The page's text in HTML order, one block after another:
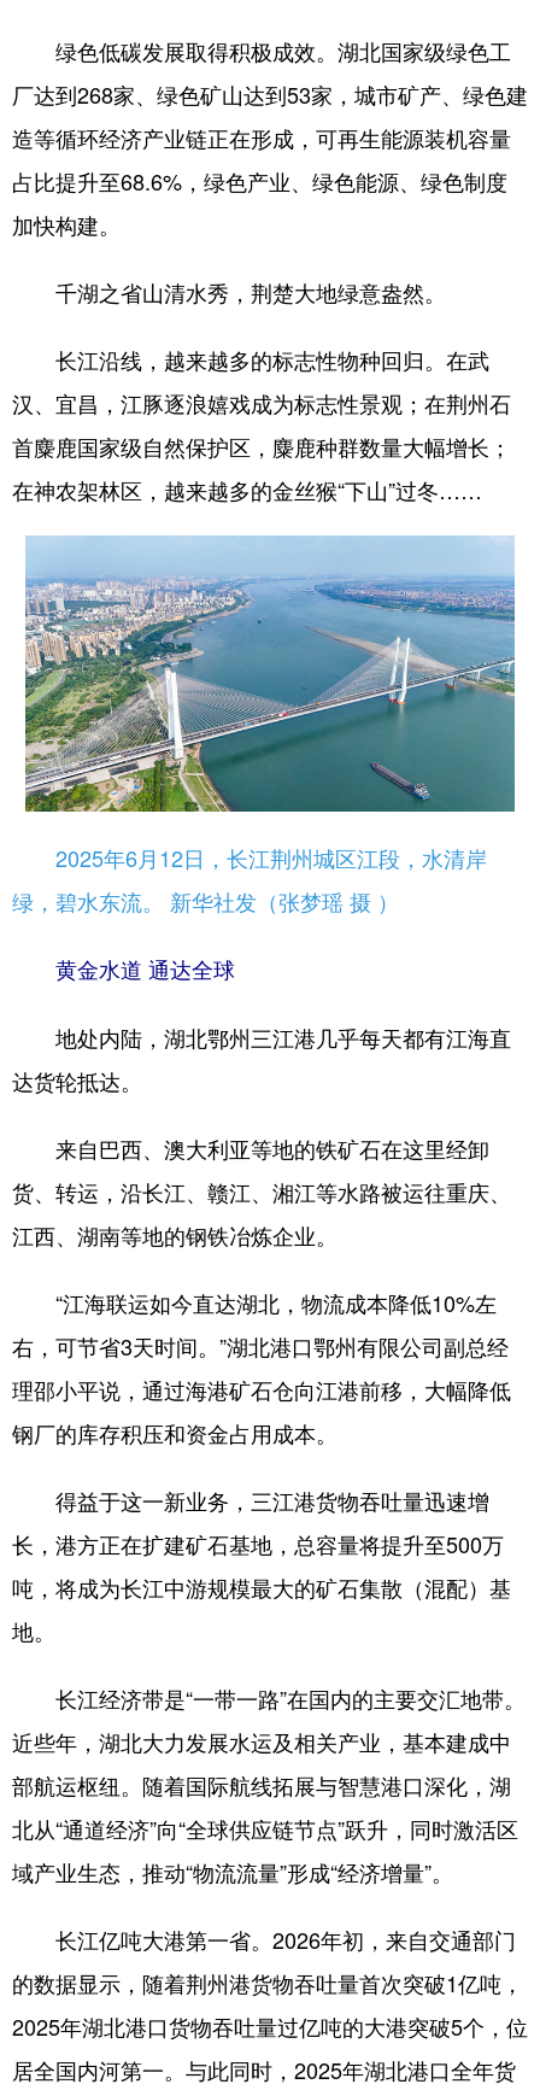
绿色低碳发展取得积极成效。湖北国家级绿色工
厂达到268家、绿色矿山达到53家，城市矿产、绿色建
造等循环经济产业链正在形成，可再生能源装机容量
占比提升至68.6%，绿色产业、绿色能源、绿色制度
加快构建。
千湖之省山清水秀，荆楚大地绿意盎然。
长江沿线，越来越多的标志性物种回归。在武
汉、宜昌，江豚逐浪嬉戏成为标志性景观；在荆州石
首麋鹿国家级自然保护区，麋鹿种群数量大幅增长；
在神农架林区，越来越多的金丝猴“下山”过冬……
2025年6月12日，长江荆州城区江段，水清岸
绿，碧水东流。 新华社发（张梦瑶 摄 ）
黄金水道 通达全球
地处内陆，湖北鄂州三江港几乎每天都有江海直
达货轮抵达。
来自巴西、澳大利亚等地的铁矿石在这里经卸
货、转运，沿长江、赣江、湘江等水路被运往重庆、
江西、湖南等地的钢铁冶炼企业。
“江海联运如今直达湖北，物流成本降低10%左
右，可节省3天时间。”湖北港口鄂州有限公司副总经
理邵小平说，通过海港矿石仓向江港前移，大幅降低
钢厂的库存积压和资金占用成本。
得益于这一新业务，三江港货物吞吐量迅速增
长，港方正在扩建矿石基地，总容量将提升至500万
吨，将成为长江中游规模最大的矿石集散（混配）基
地。
长江经济带是“一带一路”在国内的主要交汇地带。
近些年，湖北大力发展水运及相关产业，基本建成中
部航运枢纽。随着国际航线拓展与智慧港口深化，湖
北从“通道经济”向“全球供应链节点”跃升，同时激活区
域产业生态，推动“物流流量”形成“经济增量”。
长江亿吨大港第一省。2026年初，来自交通部门
的数据显示，随着荆州港货物吞吐量首次突破1亿吨，
2025年湖北港口货物吞吐量过亿吨的大港突破5个，位
居全国内河第一。与此同时，2025年湖北港口全年货